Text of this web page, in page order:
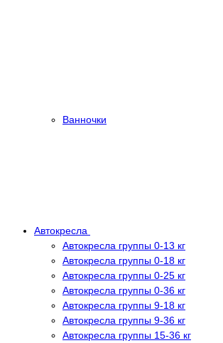
Ванночки
Автокресла
Автокресла группы 0-13 кг
Автокресла группы 0-18 кг
Автокресла группы 0-25 кг
Автокресла группы 0-36 кг
Автокресла группы 9-18 кг
Автокресла группы 9-36 кг
Автокресла группы 15-36 кг